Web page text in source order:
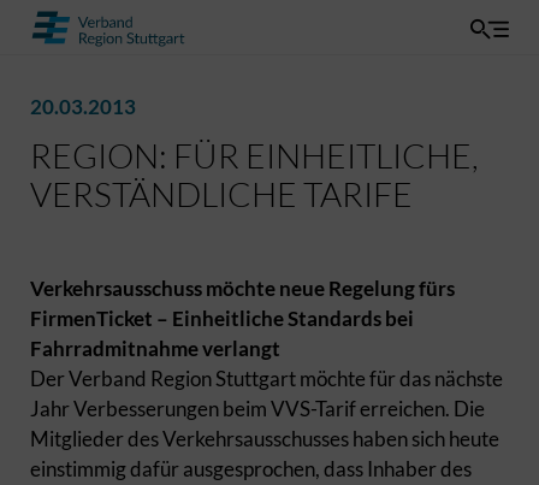
20.03.2013
REGION: FÜR EINHEITLICHE,
VERSTÄNDLICHE TARIFE
Verkehrsausschuss möchte neue Regelung fürs
FirmenTicket – Einheitliche Standards bei
Fahrradmitnahme verlangt
Der Verband Region Stuttgart möchte für das nächste
Jahr Verbesserungen beim VVS-Tarif erreichen. Die
Mitglieder des Verkehrsausschusses haben sich heute
einstimmig dafür ausgesprochen, dass Inhaber des